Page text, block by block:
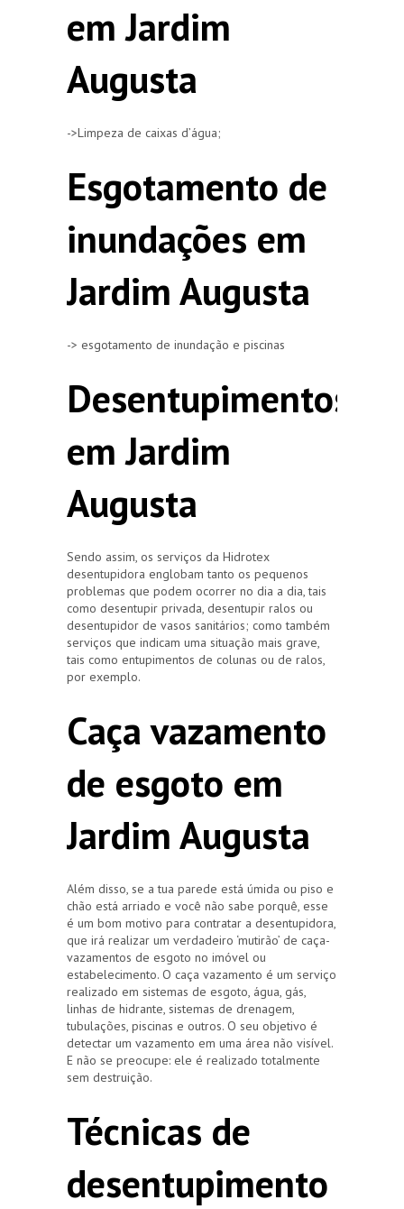
em Jardim
Augusta
->Limpeza de caixas d’água;
Esgotamento de
inundações em
Jardim Augusta
-> esgotamento de inundação e piscinas
Desentupimentos
em Jardim
Augusta
Sendo assim, os serviços da Hidrotex
desentupidora englobam tanto os pequenos
problemas que podem ocorrer no dia a dia, tais
como desentupir privada, desentupir ralos ou
desentupidor de vasos sanitários; como também
serviços que indicam uma situação mais grave,
tais como entupimentos de colunas ou de ralos,
por exemplo.
Caça vazamento
de esgoto em
Jardim Augusta
Além disso, se a tua parede está úmida ou piso e
chão está arriado e você não sabe porquê, esse
é um bom motivo para contratar a desentupidora,
que irá realizar um verdadeiro ‘mutirão’ de caça-
vazamentos de esgoto no imóvel ou
estabelecimento. O caça vazamento é um serviço
realizado em sistemas de esgoto, água, gás,
linhas de hidrante, sistemas de drenagem,
tubulações, piscinas e outros. O seu objetivo é
detectar um vazamento em uma área não visível.
E não se preocupe: ele é realizado totalmente
sem destruição.
Técnicas de
desentupimento